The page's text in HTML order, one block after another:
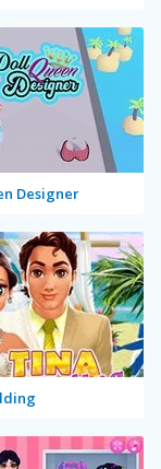
Designer